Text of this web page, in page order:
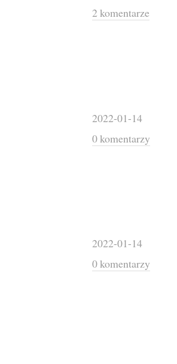
2 komentarze
2022-01-14
0 komentarzy
2022-01-14
0 komentarzy